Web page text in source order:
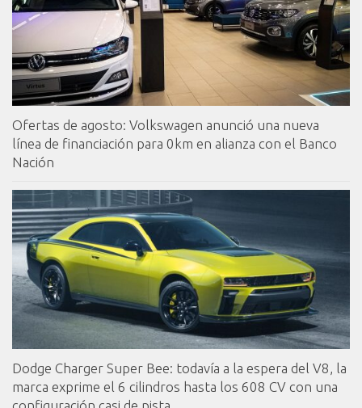
Ofertas de agosto: Volkswagen anunció una nueva
línea de financiación para 0km en alianza con el Banco
Nación
Dodge Charger Super Bee: todavía a la espera del V8, la
marca exprime el 6 cilindros hasta los 608 CV con una